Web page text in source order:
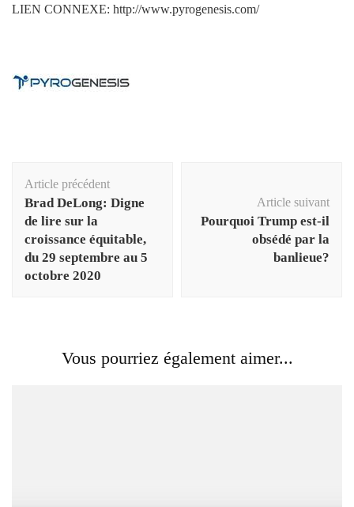
LIEN CONNEXE: http://www.pyrogenesis.com/
d'article
Article précédent
Brad DeLong: Digne
de lire sur la
croissance équitable,
du 29 septembre au 5
octobre 2020
Article suivant
Pourquoi Trump est-il
obsédé par la
banlieue?
Vous pourriez également aimer...